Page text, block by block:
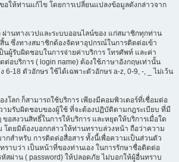
อให้ท่านแก้ไข โดยการเปลี่ยนแปลงข้อมูลดังกล่าวจาก
ผ่านทางเวปและระบบออนไลน์ของ แก่สมาชิกทุกท่าน
น ซึ่งทางสมาชิกต้องจัดหาอุปกรณ์ในการติดต่อเข้า
นผู้รับผิดชอบในการจ่ายค่าบริการ โทรศัพท์ และค่า
ต่อบริการ ( login name) ต้องใช้ภาษาอังกฤษเท่านั้น
6-18 ตัวอักษร ใช้ได้เฉพาะตัวอักษร a-z, 0-9, -, _ ไม่เว้น
โลก ก็สามารถใช้บริการ เพียงมีคอมพิวเตอร์ที่เชื่อมต่อ
ามรับผิดชอบของผู้ใช้ ที่จะต้องปฏิบัติตามกฎระเบียบ ที่มี
อสงวนสิทธิ์ในการให้บริการ และหยุดให้บริการเมื่อใด
โดยมิต้องบอกกล่าวให้ท่านทราบล่วงหน้า ถือว่าความ
กสำหรับ การติดต่อสื่อสาร ทั้งนี้เพื่อความเป็นส่วนตัว
ราบว่า เป็นหน้าที่ของท่านเอง ในการรักษาชื่อติดต่อ
หัสผ่าน ( password) ให้ปลอดภัย ไม่บอกให้ผู้อื่นทราบ